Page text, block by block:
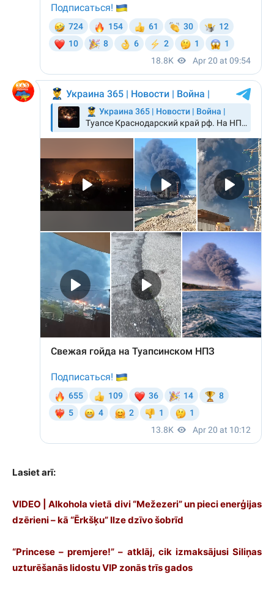
Lasiet arī:
VIDEO | Alkohola vietā divi “Mežezeri” un pieci enerģijas
dzērieni – kā “Ērkšķu” Ilze dzīvo šobrīd
“Princese – premjere!” – atklāj, cik izmaksājusi Siliņas
uzturēšanās lidostu VIP zonās trīs gados